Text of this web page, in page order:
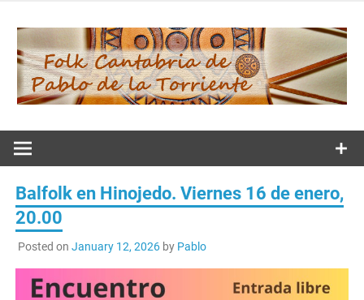
content
Folk
Cantabria de
Pablo de la
Torriente
Balfolk en Hinojedo. Viernes 16 de enero,
20.00
Posted on January 12, 2026by Pablo